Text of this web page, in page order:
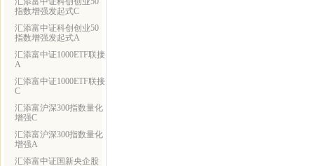
指数增强发起式C
汇添富中证科创创业50
指数增强发起式A
汇添富中证1000ETF联接
A
汇添富中证1000ETF联接
C
汇添富沪深300指数量化
增强C
汇添富沪深300指数量化
增强A
汇添富中证国新央企股